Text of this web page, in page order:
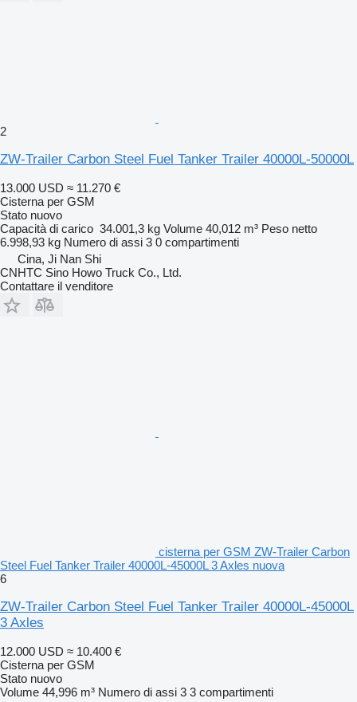
2
ZW-Trailer Carbon Steel Fuel Tanker Trailer 40000L-50000L
13.000 USD ≈ 11.270 €
Cisterna per GSM
Stato nuovo
Capacità di carico 34.001,3 kg Volume 40,012 m³ Peso netto
6.998,93 kg Numero di assi 3 0 compartimenti
Cina, Ji Nan Shi
CNHTC Sino Howo Truck Co., Ltd.
Contattare il venditore
cisterna per GSM ZW-Trailer Carbon
Steel Fuel Tanker Trailer 40000L-45000L 3 Axles nuova
6
ZW-Trailer Carbon Steel Fuel Tanker Trailer 40000L-45000L
3 Axles
12.000 USD ≈ 10.400 €
Cisterna per GSM
Stato nuovo
Volume 44,996 m³ Numero di assi 3 3 compartimenti